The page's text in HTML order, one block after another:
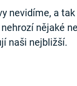
nevidíme, a
nějaké
naši nejbližší.